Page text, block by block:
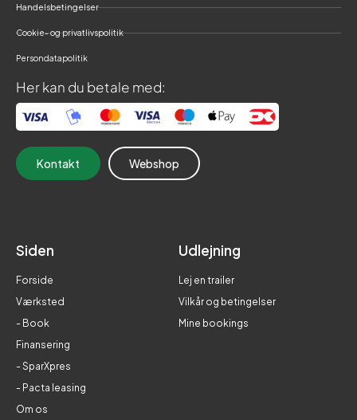
Handelsbetingelser
Cookie- og privatlivspolitik
Persondatapolitik
Her kan du betale med:
Kontakt Webshop
Siden
Forside
Værksted
- Book
Finansering
- SparXpres
- Pacta leasing
Om os
Udlejning
Lej en trailer
Vilkår og betingelser
Mine bookings